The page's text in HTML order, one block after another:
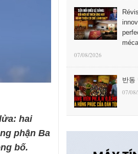
hai
phận Ba
bố.
07/08/2026
반동
07/